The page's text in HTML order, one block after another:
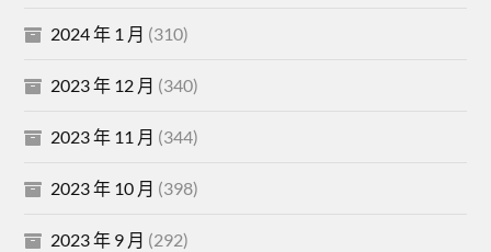
2024 年 1 月 (310)
2023 年 12 月 (340)
2023 年 11 月 (344)
2023 年 10 月 (398)
2023 年 9 月 (292)